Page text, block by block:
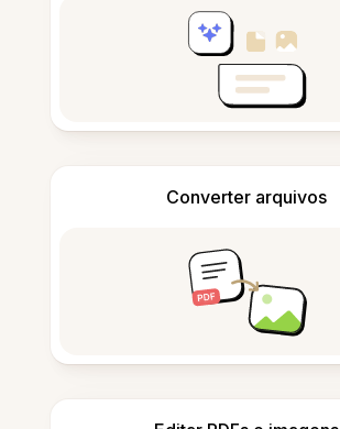
Converter arquivos